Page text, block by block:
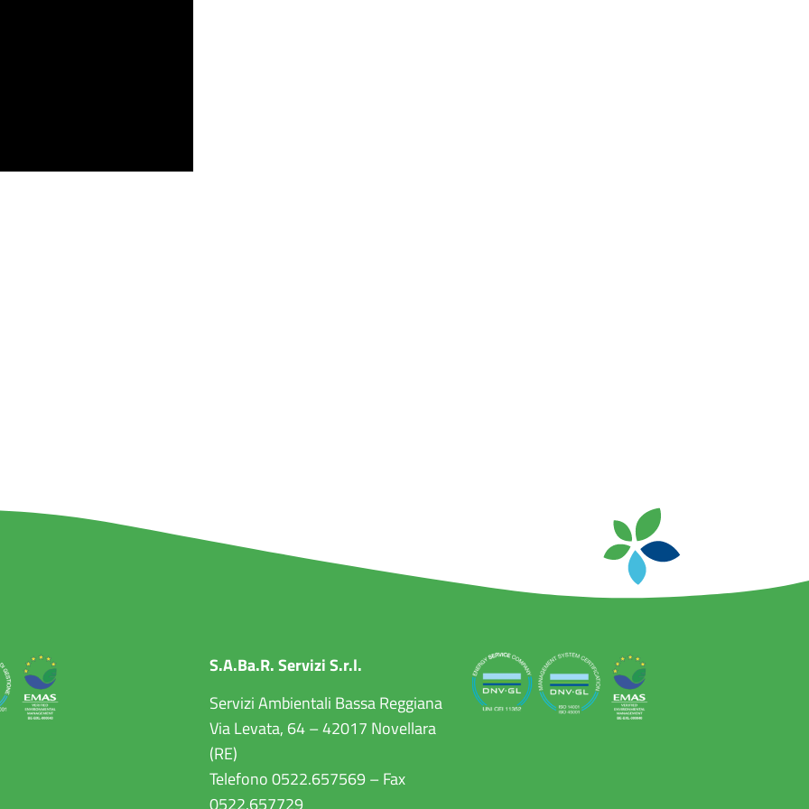
S.A.Ba.R. Servizi S.r.l.
Servizi Ambientali Bassa Reggiana
Via Levata, 64 – 42017 Novellara
(RE)
Telefono 0522.657569 – Fax
0522.657729